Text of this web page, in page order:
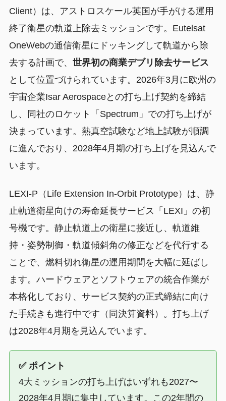
Client）は、アストロスケール英国が手がける運用
終了衛星の軌道上除去ミッションです。Eutelsat
OneWebの通信衛星にドッキングして軌道から除
去する計画で、 世界初の商業デブリ除去サービス
として位置づけられています。2026年3月に欧州の
宇宙企業Isar Aerospaceとの打ち上げ契約を締結
し、同社のロケット「Spectrum」での打ち上げが
決まっています。熱真空試験など地上試験が順調
に進んでおり、2028年4月期の打ち上げを見込んで
います。
LEXI-P（Life Extension In-Orbit Prototype）は、静
止軌道衛星向けの寿命延長サービス「LEXI」の初
号機です。静止軌道上の衛星に接近し、軌道維
持・姿勢制御・軌道傾斜角の修正などを代行する
ことで、燃料切れ衛星の運用期間を大幅に延ばし
ます。ハードウェアとソフトウェアの統合作業が
本格化しており、サービス契約の正式締結に向け
た手続きも進行中です（同決算資料）。打ち上げ
は2028年4月期を見込んでいます。
✅ ポイント
4大ミッションの打ち上げはいずれも2027〜
2028年4月期に集中しています。この2年間の